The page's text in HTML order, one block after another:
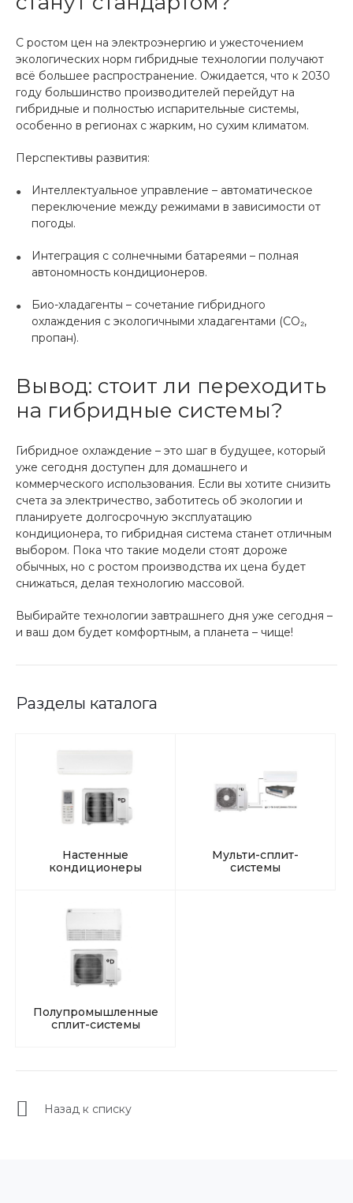
С ростом цен на электроэнергию и ужесточением
экологических норм гибридные технологии получают
всё большее распространение. Ожидается, что к 2030
году большинство производителей перейдут на
гибридные и полностью испарительные системы,
особенно в регионах с жарким, но сухим климатом.
Перспективы развития:
Интеллектуальное управление – автоматическое
переключение между режимами в зависимости от
погоды.
Интеграция с солнечными батареями – полная
автономность кондиционеров.
Био-хладагенты – сочетание гибридного
охлаждения с экологичными хладагентами (CO₂,
пропан).
Вывод: стоит ли переходить
на гибридные системы?
Гибридное охлаждение – это шаг в будущее, который
уже сегодня доступен для домашнего и
коммерческого использования. Если вы хотите снизить
счета за электричество, заботитесь об экологии и
планируете долгосрочную эксплуатацию
кондиционера, то гибридная система станет отличным
выбором. Пока что такие модели стоят дороже
обычных, но с ростом производства их цена будет
снижаться, делая технологию массовой.
Выбирайте технологии завтрашнего дня уже сегодня –
и ваш дом будет комфортным, а планета – чище!
Разделы каталога
Настенные
кондиционеры
Мульти-сплит-
системы
Полупромышленные
сплит-системы
Назад к списку